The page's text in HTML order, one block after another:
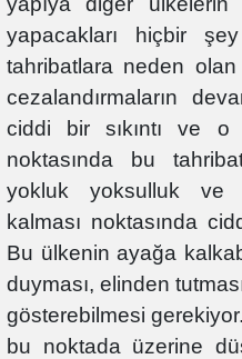
yapacakları hiçbir
tahribatlara neden
cezalandırmaların
ciddi bir sıkıntı ve o
noktasında bu
yokluk yoksulluk ve
kalması noktasında
Bu ülkenin ayağa
duyması, elinden
gösterebilmesi
bu noktada üzerine